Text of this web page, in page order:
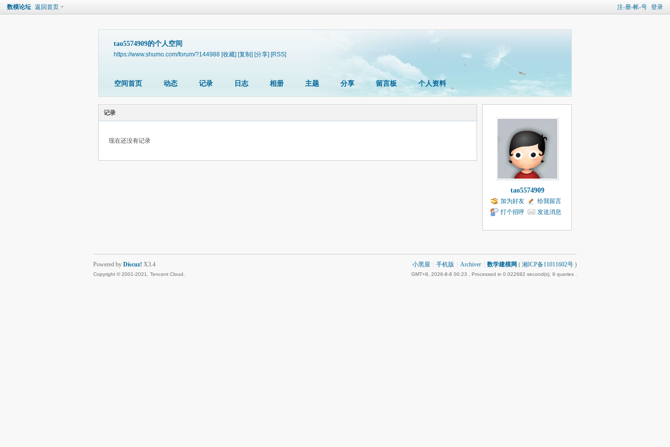
注-册-帐-号 登录
数模论坛 返回首页
tao5574909的个人空间
https://www.shumo.com/forum/?144988 [收藏] [复制] [分享] [RSS]
空间首页 动态 记录 日志 相册 主题 分享 留言板 个人资料
记录
现在还没有记录
tao5574909
加为好友
给我留言
打个招呼
发送消息
小黑屋 手机版 Archiver 数学建模网 ( 湘ICP备11011602号 )
GMT+8, 2026-8-8 00:23 , Processed in 0.022682 second(s), 9 queries .
Powered by Discuz! X3.4
Copyright © 2001-2021, Tencent Cloud.